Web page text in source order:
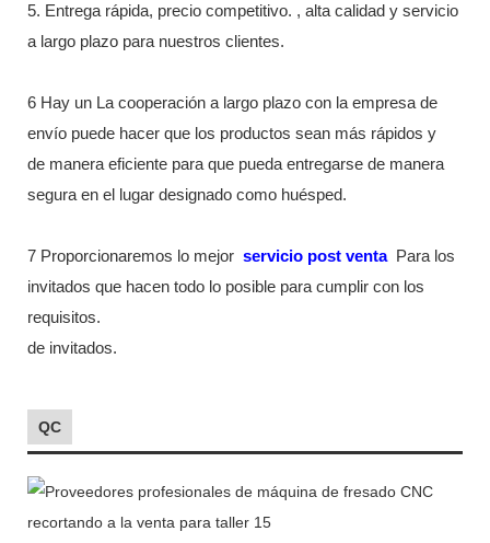
5. Entrega rápida, precio competitivo. , alta calidad y servicio
a largo plazo para nuestros clientes.
6 Hay un La cooperación a largo plazo con la empresa de
envío puede hacer que los productos sean más rápidos y
de manera eficiente para que pueda entregarse de manera
segura en el lugar designado como huésped.
7 Proporcionaremos lo mejor servicio post venta Para los
invitados que hacen todo lo posible para cumplir con los
requisitos.
de invitados.
QC